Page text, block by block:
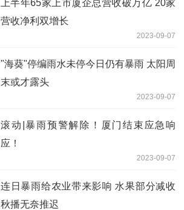
上半年65家上市厦企总营收破万亿 20家
营收净利双增长
2023-09-07
"海葵"停编雨水未停今日仍有暴雨 太阳周
末或才露头
2023-09-07
滚动|暴雨预警解除！厦门结束应急响
应！
2023-09-07
连日暴雨给农业带来影响 水果部分减收
秋播无奈推迟